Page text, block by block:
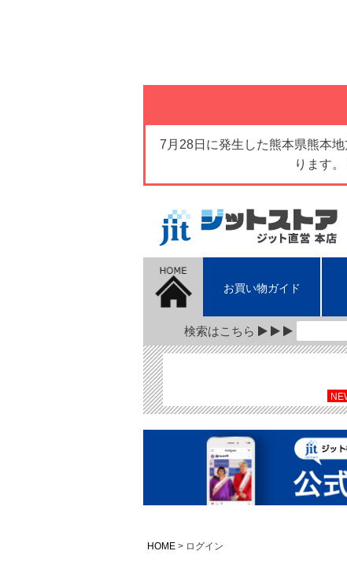
7月28日に発生した熊本県熊本
ります
お買い物ガイド
検索はこちら
HOME ログイン